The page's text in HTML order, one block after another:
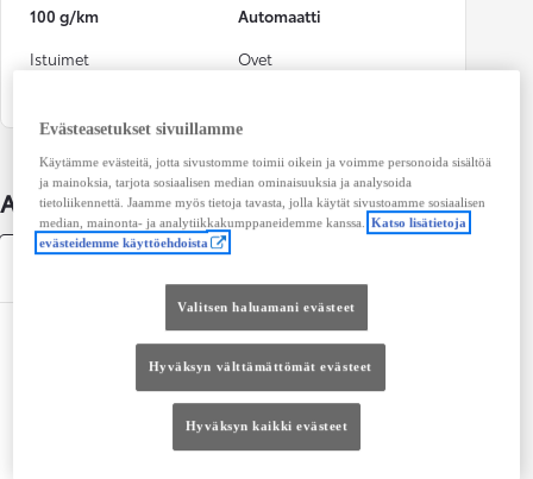
100 g/km
Automaatti
Istuimet
Ovet
Auton lisätiedot
Mitat ja tilavuus
Evästeasetukset sivuillamme
Käytämme evästeitä, jotta sivustomme toimii oikein ja voimme personoida sisältöä
ja mainoksia, tarjota sosiaalisen median ominaisuuksia ja analysoida
tietoliikennettä. Jaamme myös tietoja tavasta, jolla käytät sivustoamme sosiaalisen
median, mainonta- ja analytiikkakumppaneidemme kanssa. Katso lisätietoja
evästeidemme käyttöehdoista
Valitsen haluamani evästeet
Hyväksyn välttämättömät evästeet
Hyväksyn kaikki evästeet